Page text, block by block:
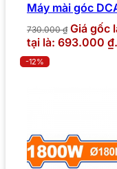
Máy mài góc
730.000₫ Giá gốc
tại là: 693.000 ₫.
-12%